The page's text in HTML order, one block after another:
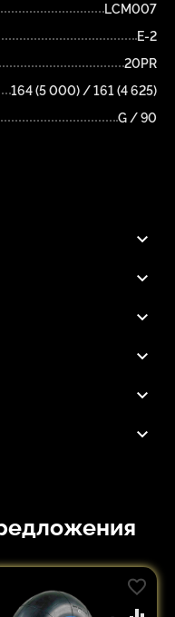
LCM007
E-2
20PR
164 (5 000) / 161 (4 625)
G / 90